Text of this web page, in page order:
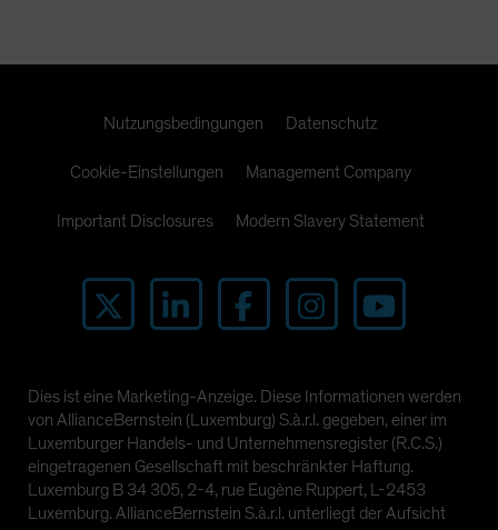
Nutzungsbedingungen Datenschutz
Cookie-Einstellungen Management Company
Important Disclosures Modern Slavery Statement
Dies ist eine Marketing-Anzeige. Diese Informationen werden
von AllianceBernstein (Luxemburg) S.à.r.l. gegeben, einer im
Luxemburger Handels- und Unternehmensregister (R.C.S.)
eingetragenen Gesellschaft mit beschränkter Haftung.
Luxemburg B 34 305, 2-4, rue Eugène Ruppert, L-2453
Luxemburg. AllianceBernstein S.à.r.l. unterliegt der Aufsicht